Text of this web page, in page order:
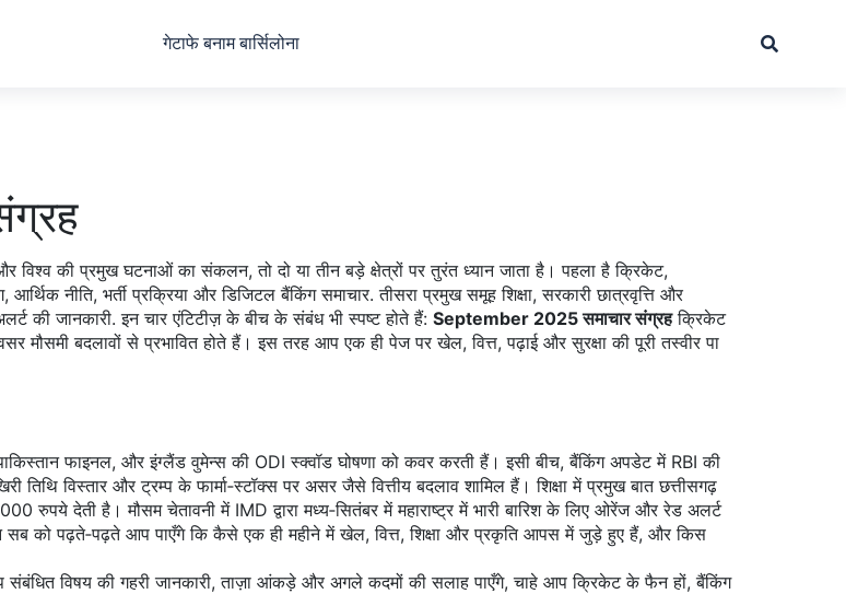
गेटाफे बनाम बार्सिलोना
विश्व की प्रमुख घटनाओं का संकलन, तो दो या तीन बड़े क्षेत्रों पर तुरंत ध्यान जाता है। पहला हैक्रिकेट,
, आर्थिक नीति, भर्ती प्रक्रिया और डिजिटल बैंकिंग समाचार. तीसरा प्रमुख समूहशिक्षा,सरकारी छात्रवृत्ति और
की जानकारी. इन चार एंटिटीज़ के बीच के संबंध भी स्पष्ट होते हैं: September 2025 समाचार संग्रहक्रिकेट
मौसमी बदलावों से प्रभावित होते हैं। इस तरह आप एक ही पेज पर खेल, वित्त, पढ़ाई और सुरक्षा की पूरी तस्वीर पा
फाइनल, और इंग्लैंड वुमेन्स की ODI स्क्वॉड घोषणा को कवर करती हैं। इसी बीच, बैंकिंग अपडेट में RBI की
विस्तार और ट्रम्प के फार्मा‑स्टॉक्स पर असर जैसे वित्तीय बदलाव शामिल हैं। शिक्षा में प्रमुख बात छत्तीसगढ़
रुपये देती है। मौसम चेतावनी में IMD द्वारा मध्य‑सितंबर में महाराष्ट्र में भारी बारिश के लिए ओरेंज और रेड अलर्ट
सब को पढ़ते‑पढ़ते आप पाएँगे कि कैसे एक ही महीने में खेल, वित्त, शिक्षा और प्रकृति आपस में जुड़े हुए हैं, और किस
विषय की गहरी जानकारी, ताज़ा आंकड़े और अगले कदमों की सलाह पाएँगे, चाहे आप क्रिकेट के फैन हों, बैंकिंग